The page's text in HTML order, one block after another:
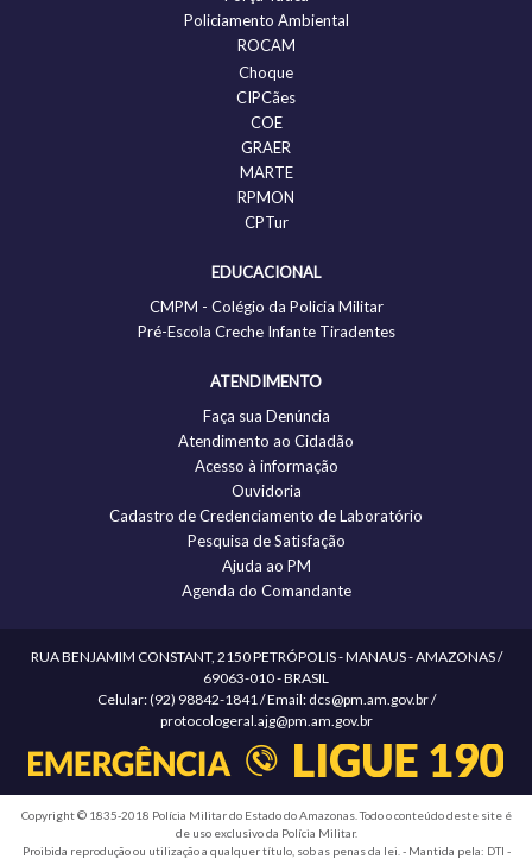
Policiamento Ambiental
ROCAM
Choque
CIPCães
COE
GRAER
MARTE
RPMON
CPTur
EDUCACIONAL
CMPM - Colégio da Policia Militar
Pré-Escola Creche Infante Tiradentes
ATENDIMENTO
Faça sua Denúncia
Atendimento ao Cidadão
Acesso à informação
Ouvidoria
Cadastro de Credenciamento de Laboratório
Pesquisa de Satisfação
Ajuda ao PM
Agenda do Comandante
RUA BENJAMIM CONSTANT, 2150 PETRÓPOLIS - MANAUS - AMAZONAS /
69063-010 - BRASIL
Celular: (92) 98842-1841 / Email: dcs@pm.am.gov.br /
protocologeral.ajg@pm.am.gov.br
Copyright © 1835-2018 Polícia Militar do Estado do Amazonas. Todo o conteúdo deste site é
de uso exclusivo da Polícia Militar.
Proibida reprodução ou utilização a qualquer título, sob as penas da lei. - Mantida pela: DTI -